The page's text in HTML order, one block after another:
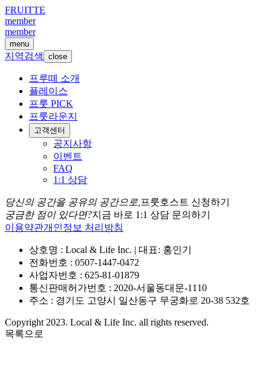
FRUITTE
member
member
menu
지역검색 close
프루떼 소개
플레이스
프룻 PICK
프룻라운지
고객센터
공지사항
이벤트
FAQ
1:1 상담
당신의 공간을 공유의 공간으로, 프룻호스트 신청하기
궁금한 점이 있다면?지금 바로 1:1 상담 문의하기
이용약관개인정보 처리방침
상호명 : Local & Life Inc. | 대표: 홍인기
전화번호 : 0507-1447-0472
사업자번호 : 625-81-01879
통신판매허가번호 : 2020-서울동대문-1110
주소 : 경기도 고양시 일산동구 무궁화로 20-38 532호
Copyright 2023. Local & Life Inc. all rights reserved.
목록으로